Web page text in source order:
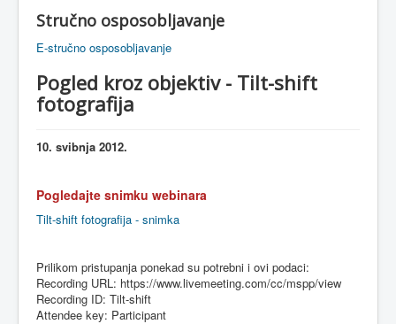
Stručno osposobljavanje
E-stručno osposobljavanje
Pogled kroz objektiv - Tilt-shift
fotografija
10. svibnja 2012.
Pogledajte snimku webinara
Tilt-shift fotografija - snimka
Prilikom pristupanja ponekad su potrebni i ovi podaci:
Recording URL: https://www.livemeeting.com/cc/mspp/view
Recording ID: Tilt-shift
Attendee key: Participant